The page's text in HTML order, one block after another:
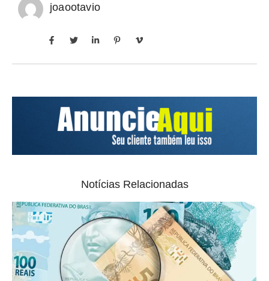
joaootavio
Notícias Relacionadas